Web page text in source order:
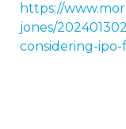
https://
jones/
considering-